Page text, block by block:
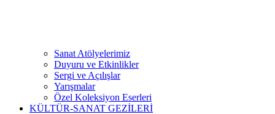
Sanat Atölyelerimiz
Duyuru ve Etkinlikler
Sergi ve Açılışlar
Yarışmalar
Özel Koleksiyon Eserleri
KÜLTÜR-SANAT GEZİLERİ